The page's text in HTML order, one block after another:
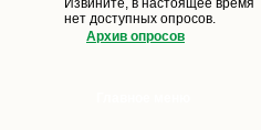
Извините, в настоящее время
нет доступных опросов.
Архив опросов